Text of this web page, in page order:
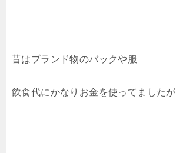
昔はブランド物のバックや服
飲食代にかなりお金を使ってましたが